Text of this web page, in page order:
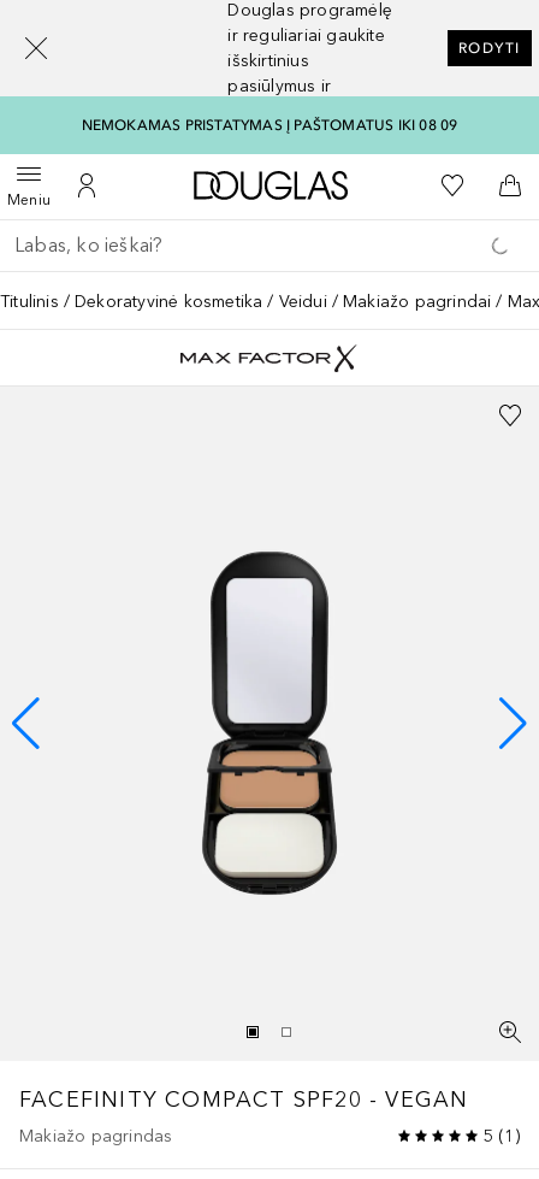
Douglas programėlę
ir reguliariai gaukite
išskirtinius
pasiūlymus ir
RODYTI
NEMOKAMAS PRISTATYMAS Į PAŠTOMATUS IKI 08 09
MeniuAtidaryti meniuĮ mano paskyrą
Į Douglas pagrindinį
Į mano
Į
Grįžk atgal
Vykdykite paiešką
Titulinis Dekoratyvinė kosmetika Veidui Makiažo pagrindai
FACEFINITY COMPACT SPF20 - VEGAN
Makiažo pagrindas 5 (1 )
[navigation.slideout.screenreader]